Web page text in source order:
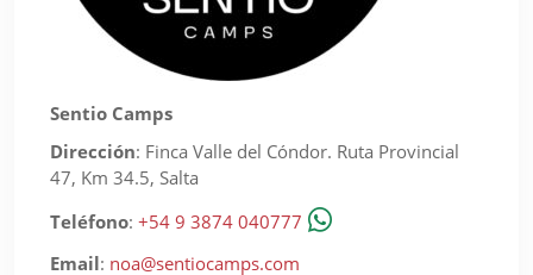
Sentio Camps
Dirección: Finca Valle del Cóndor. Ruta Provincial
47, Km 34.5, Salta
Teléfono: +54 9 3874 040777
Email: noa@sentiocamps.com